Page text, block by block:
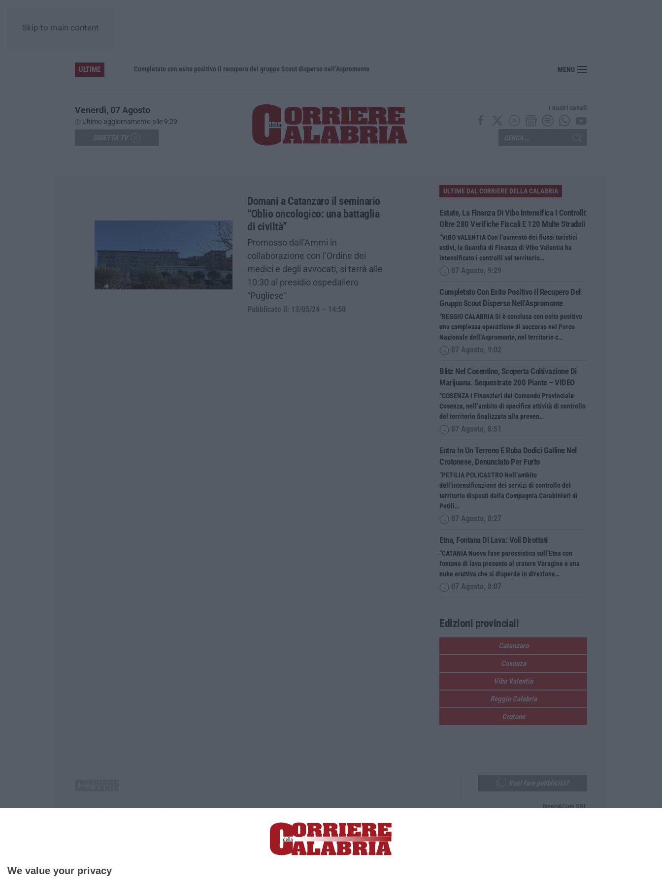
We value your privacy
Skip to main content
ULTIME Completato con esito positivo il recupero del gruppo Scout disperso nell’Aspromonte Blitz nel Cosentino, scoperta coltivazione di marijuana. Sequestrate 200 piante – VIDEO
MENU
Venerdì, 07 Agosto
Ultimo aggiornamento alle 9:29
I nostri canali
Domani a Catanzaro il seminario
“Oblio oncologico: una battaglia
di civiltà”
Promosso dall’Ammi in
collaborazione con l’Ordine dei
medici e degli avvocati, si terrà alle
10:30 al presidio ospedaliero
“Pugliese”
Pubblicato il: 13/05/24 – 14:50
ULTIME DAL CORRIERE DELLA CALABRIA
Estate, La Finanza Di Vibo Intensifica I Controlli:
Oltre 280 Verifiche Fiscali E 120 Multe Stradali
“VIBO VALENTIA Con l’aumento dei flussi turistici
estivi, la Guardia di Finanza di Vibo Valentia ha
intensificato i controlli sul territorio…
07 Agosto, 9:29
Completato Con Esito Positivo Il Recupero Del
Gruppo Scout Disperso Nell’Aspromonte
“REGGIO CALABRIA Si è conclusa con esito positivo
una complessa operazione di soccorso nel Parco
Nazionale dell’Aspromonte, nel territorio c…
07 Agosto, 9:02
Blitz Nel Cosentino, Scoperta Coltivazione Di
Marijuana. Sequestrate 200 Piante – VIDEO
“COSENZA I Finanzieri del Comando Provinciale
Cosenza, nell’ambito di specifica attività di controllo
del territorio finalizzata alla preven…
07 Agosto, 8:51
Entra In Un Terreno E Ruba Dodici Galline Nel
Crotonese, Denunciato Per Furto
“PETILIA POLICASTRO Nell’ambito
dell’intensificazione dei servizi di controllo del
territorio disposti dalla Compagnia Carabinieri di
Petili…
07 Agosto, 8:27
Etna, Fontana Di Lava: Voli Dirottati
“CATANIA Nuova fase parossistica sull’Etna con
fontana di lava presente al cratere Voragine e una
nube eruttiva che si disperde in direzione…
07 Agosto, 8:07
Edizioni provinciali
Catanzaro
Cosenza
Vibo Valentia
Reggio Calabria
Crotone
P.IVA. 03199620794, Via del mare 6/G, S.Eufemia, Lamezia Terme (CZ)
Iscrizione tribunale di Lamezia Terme 5/2011 - Direttore responsabile Paola Militano |Privacy
News&Com SRL